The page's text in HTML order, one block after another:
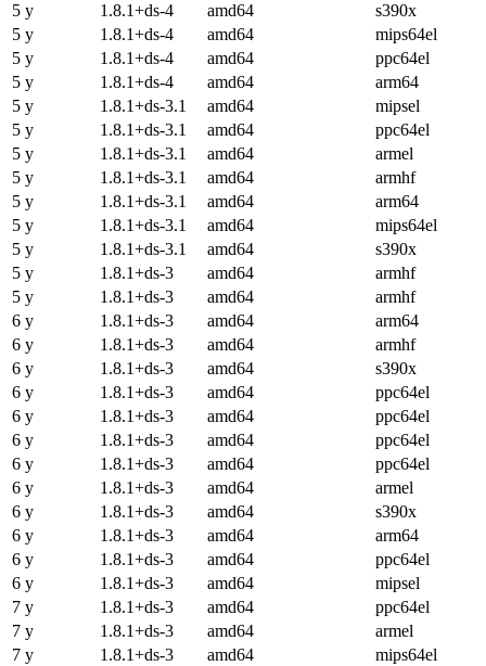
5 y
1.8.1+ds-4 amd64
s390x
5 y
1.8.1+ds-4 amd64
mips64el
5 y
1.8.1+ds-4 amd64
ppc64el
5 y
1.8.1+ds-4 amd64
arm64
5 y
1.8.1+ds-3.1 amd64
mipsel
5 y
1.8.1+ds-3.1 amd64
ppc64el
5 y
1.8.1+ds-3.1 amd64
armel
5 y
1.8.1+ds-3.1 amd64
armhf
5 y
1.8.1+ds-3.1 amd64
arm64
5 y
1.8.1+ds-3.1 amd64
mips64el
5 y
1.8.1+ds-3.1 amd64
s390x
5 y
1.8.1+ds-3 amd64
armhf
5 y
1.8.1+ds-3 amd64
armhf
6 y
1.8.1+ds-3 amd64
arm64
6 y
1.8.1+ds-3 amd64
armhf
6 y
1.8.1+ds-3 amd64
s390x
6 y
1.8.1+ds-3 amd64
ppc64el
6 y
1.8.1+ds-3 amd64
ppc64el
6 y
1.8.1+ds-3 amd64
ppc64el
6 y
1.8.1+ds-3 amd64
ppc64el
6 y
1.8.1+ds-3 amd64
armel
6 y
1.8.1+ds-3 amd64
s390x
6 y
1.8.1+ds-3 amd64
arm64
6 y
1.8.1+ds-3 amd64
ppc64el
6 y
1.8.1+ds-3 amd64
mipsel
7 y
1.8.1+ds-3 amd64
ppc64el
7 y
1.8.1+ds-3 amd64
armel
7 y
1.8.1+ds-3 amd64
mips64el